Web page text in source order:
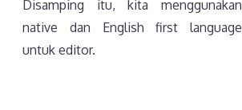
Disamping itu, kita menggunakan
native dan English first language
untuk editor.